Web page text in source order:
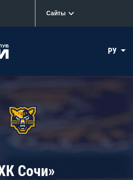
Сайты
РУ
Сочи»